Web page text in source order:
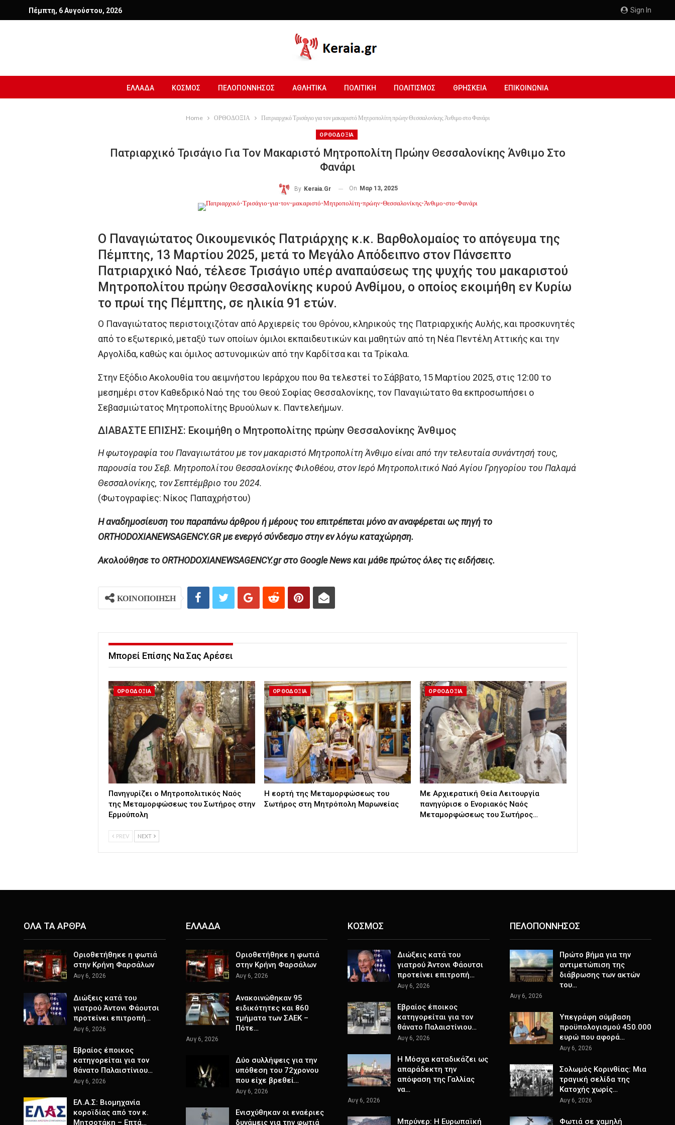
Sign In
Πέμπτη, 6 Αυγούστου, 2026
ΕΛΛΑΔΑ ΚΟΣΜΟΣ ΠΕΛΟΠΟΝΝΗΣΟΣ ΑΘΛΗΤΙΚΑ ΠΟΛΙΤΙΚΗ ΠΟΛΙΤΙΣΜΟΣ ΘΡΗΣΚΕΙΑ ΕΠΙΚΟΙΝΩΝΙΑ
Home ΟΡΘΟΔΟΞΙΑ Πατριαρχικό Τρισάγιο για τον μακαριστό Μητροπολίτη πρώην Θεσσαλονίκης Άνθιμο στο Φανάρι
ΟΡΘΟΔΟΞΙΑ
Πατριαρχικό Τρισάγιο Για Τον Μακαριστό Μητροπολίτη Πρώην Θεσσαλονίκης Άνθιμο Στο
Φανάρι
By Keraia.gr On Μαρ 13, 2025
Ο Παναγιώτατος Οικουμενικός Πατριάρχης κ.κ. Βαρθολομαίος το απόγευμα της
Πέμπτης, 13 Μαρτίου 2025, μετά το Μεγάλο Απόδειπνο στον Πάνσεπτο
Πατριαρχικό Ναό, τέλεσε Τρισάγιο υπέρ αναπαύσεως της ψυχής του μακαριστού
Μητροπολίτου πρώην Θεσσαλονίκης κυρού Ανθίμου, ο οποίος εκοιμήθη εν Κυρίω
το πρωί της Πέμπτης, σε ηλικία 91 ετών.
Ο Παναγιώτατος περιστοιχιζόταν από Αρχιερείς του Θρόνου, κληρικούς της Πατριαρχικής Αυλής, και προσκυνητές
από το εξωτερικό, μεταξύ των οποίων όμιλοι εκπαιδευτικών και μαθητών από τη Νέα Πεντέλη Αττικής και την
Αργολίδα, καθώς και όμιλος αστυνομικών από την Καρδίτσα και τα Τρίκαλα.
Στην Εξόδιο Ακολουθία του αειμνήστου Ιεράρχου που θα τελεστεί το Σάββατο, 15 Μαρτίου 2025, στις 12:00 το
μεσημέρι στον Καθεδρικό Ναό της του Θεού Σοφίας Θεσσαλονίκης, τον Παναγιώτατο θα εκπροσωπήσει ο
Σεβασμιώτατος Μητροπολίτης Βρυούλων κ. Παντελεήμων.
ΔΙΑΒΑΣΤΕ ΕΠΙΣΗΣ: Εκοιμήθη ο Μητροπολίτης πρώην Θεσσαλονίκης Άνθιμος
Η φωτογραφία του Παναγιωτάτου με τον μακαριστό Μητροπολίτη Άνθιμο είναι από την τελευταία συνάντησή τους,
παρουσία του Σεβ. Μητροπολίτου Θεσσαλονίκης Φιλοθέου, στον Ιερό Μητροπολιτικό Ναό Αγίου Γρηγορίου του Παλαμά
Θεσσαλονίκης, τον Σεπτέμβριο του 2024.
(Φωτογραφίες: Νίκος Παπαχρήστου)
H αναδημοσίευση του παραπάνω άρθρου ή μέρους του επιτρέπεται μόνο αν αναφέρεται ως πηγή το
ORTHODOXIANEWSAGENCY.GR με ενεργό σύνδεσμο στην εν λόγω καταχώρηση.
Ακολούθησε το ORTHODOXIANEWSAGENCY.gr στο Google News και μάθε πρώτος όλες τις ειδήσεις.
ΚΟΙΝΟΠΟΙΗΣΗ
Μπορεί Επίσης Να Σας Αρέσει
ΟΡΘΟΔΟΞΙΑ
Πανηγυρίζει ο Μητροπολιτικός Ναός
της Μεταμορφώσεως του Σωτήρος στην
Ερμούπολη
ΟΡΘΟΔΟΞΙΑ
Η εορτή της Μεταμορφώσεως του
Σωτήρος στη Μητρόπολη Μαρωνείας
ΟΡΘΟΔΟΞΙΑ
Με Αρχιερατική Θεία Λειτουργία
πανηγύρισε ο Ενοριακός Ναός
Μεταμορφώσεως του Σωτήρος…
PREV NEXT
ΟΛΑ ΤΑ ΑΡΘΡΑ
Οριοθετήθηκε η φωτιά
στην Κρήνη Φαρσάλων
Αυγ 6, 2026
Διώξεις κατά του
γιατρού Άντονι Φάουτσι
προτείνει επιτροπή…
Αυγ 6, 2026
Εβραίος έποικος
κατηγορείται για τον
θάνατο Παλαιστίνιου…
Αυγ 6, 2026
ΕΛ.Α.Σ: Βιομηχανία
κοροϊδίας από τον κ.
Μητσοτάκη – Επτά…
ΕΛΛΑΔΑ
Οριοθετήθηκε η φωτιά
στην Κρήνη Φαρσάλων
Αυγ 6, 2026
Ανακοινώθηκαν 95
ειδικότητες και 860
τμήματα των ΣΑΕΚ –
Πότε…
Αυγ 6, 2026
Δύο συλλήψεις για την
υπόθεση του 72χρονου
που είχε βρεθεί…
Αυγ 6, 2026
Ενισχύθηκαν οι εναέριες
δυνάμεις για την φωτιά
ΚΟΣΜΟΣ
Διώξεις κατά του
γιατρού Άντονι Φάουτσι
προτείνει επιτροπή…
Αυγ 6, 2026
Εβραίος έποικος
κατηγορείται για τον
θάνατο Παλαιστίνιου…
Αυγ 6, 2026
Η Μόσχα καταδικάζει ως
απαράδεκτη την
απόφαση της Γαλλίας
να…
Αυγ 6, 2026
Μπρύνερ: Η Ευρωπαϊκή
ΠΕΛΟΠΟΝΝΗΣΟΣ
Πρώτο βήμα για την
αντιμετώπιση της
διάβρωσης των ακτών
του…
Αυγ 6, 2026
Υπεγράφη σύμβαση
προϋπολογισμού 450.000
ευρώ που αφορά…
Αυγ 6, 2026
Σολωμός Κορινθίας: Μια
τραγική σελίδα της
Κατοχής χωρίς…
Αυγ 6, 2026
Φωτιά σε χαμηλή